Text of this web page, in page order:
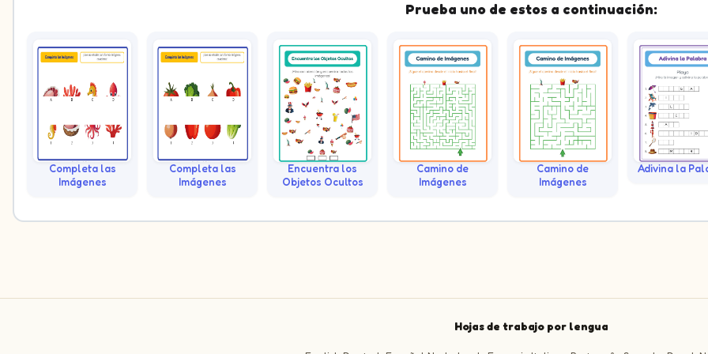
Prueba uno de estos a continuación:
Completa las
Imágenes
Completa las
Imágenes
Encuentra los
Objetos Ocultos
Camino de
Imágenes
Camino de
Imágenes
Adivina la
Hojas de trabajo por lengua